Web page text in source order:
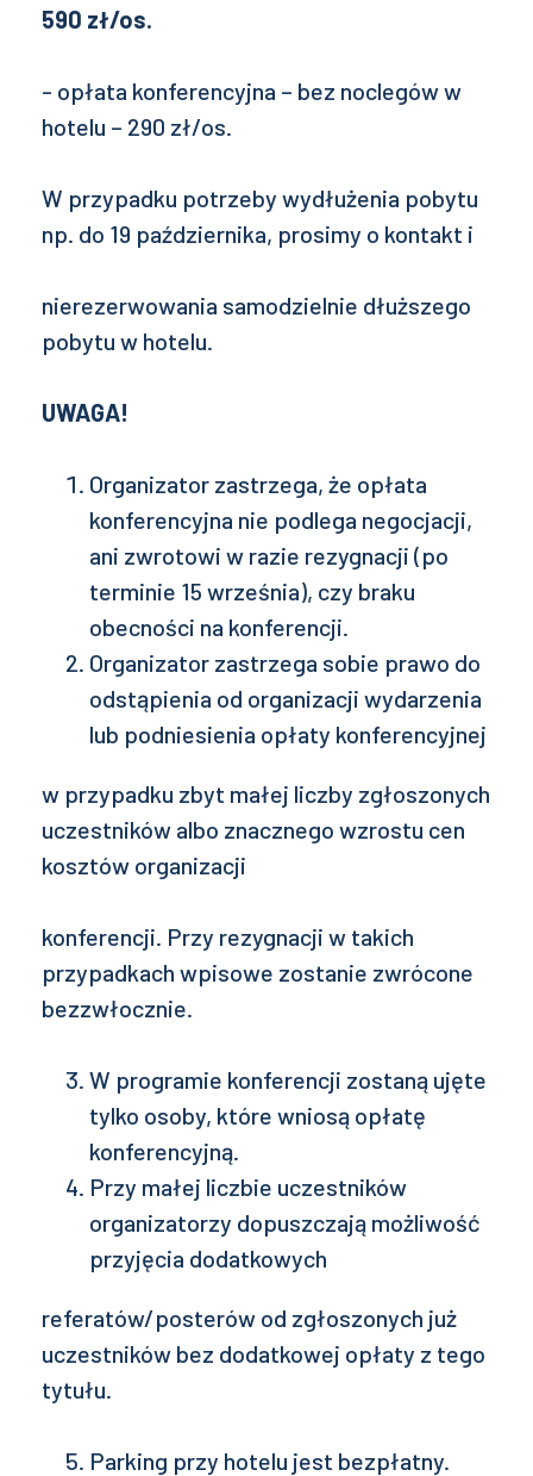
590 zł/os.
- opłata konferencyjna – bez noclegów w
hotelu – 290 zł/os.
W przypadku potrzeby wydłużenia pobytu
np. do 19 października, prosimy o kontakt i
nierezerwowania samodzielnie dłuższego
pobytu w hotelu.
UWAGA!
Organizator zastrzega, że opłata
konferencyjna nie podlega negocjacji,
ani zwrotowi w razie rezygnacji (po
terminie 15 września), czy braku
obecności na konferencji.
Organizator zastrzega sobie prawo do
odstąpienia od organizacji wydarzenia
lub podniesienia opłaty konferencyjnej
w przypadku zbyt małej liczby zgłoszonych
uczestników albo znacznego wzrostu cen
kosztów organizacji
konferencji. Przy rezygnacji w takich
przypadkach wpisowe zostanie zwrócone
bezzwłocznie.
W programie konferencji zostaną ujęte
tylko osoby, które wniosą opłatę
konferencyjną.
Przy małej liczbie uczestników
organizatorzy dopuszczają możliwość
przyjęcia dodatkowych
referatów/posterów od zgłoszonych już
uczestników bez dodatkowej opłaty z tego
tytułu.
Parking przy hotelu jest bezpłatny.